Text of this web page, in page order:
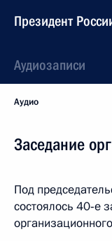
Президент
Аудиозаписи
Аудио
Заседание
Под
состоялось 40‑е